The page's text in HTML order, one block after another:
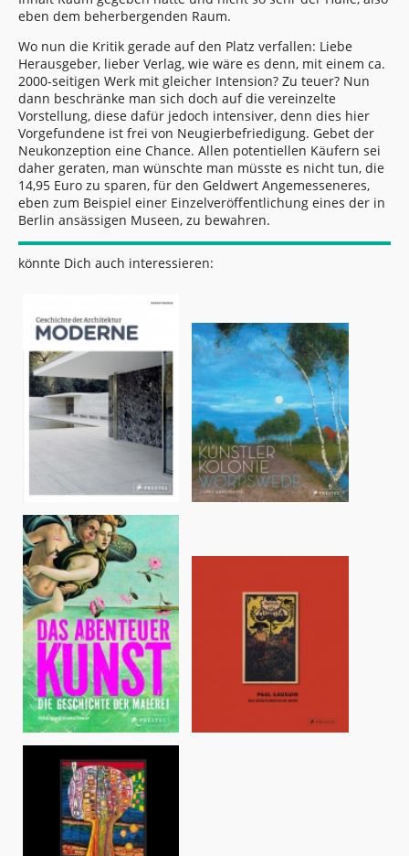
eben dem beherbergenden Raum.
Wo nun die Kritik gerade auf den Platz verfallen: Liebe
Herausgeber, lieber Verlag, wie wäre es denn, mit einem ca.
2000-seitigen Werk mit gleicher Intension? Zu teuer? Nun
dann beschränke man sich doch auf die vereinzelte
Vorstellung, diese dafür jedoch intensiver, denn dies hier
Vorgefundene ist frei von Neugierbefriedigung. Gebet der
Neukonzeption eine Chance. Allen potentiellen Käufern sei
daher geraten, man wünschte man müsste es nicht tun, die
14,95 Euro zu sparen, für den Geldwert Angemesseneres,
eben zum Beispiel einer Einzelveröffentlichung eines der in
Berlin ansässigen Museen, zu bewahren.
könnte Dich auch interessieren: